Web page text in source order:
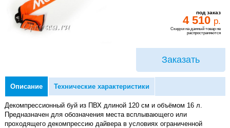
под заказ
4 510 р.
Скидки на данный товар не
распространяются
Заказать
Описание Технические характеристики
Декомпрессионный буй из ПВХ длиной 120 см и объёмом 16 л.
Предназначен для обозначения места всплывающего или
проходящего декомпрессию дайвера в условиях ограниченной